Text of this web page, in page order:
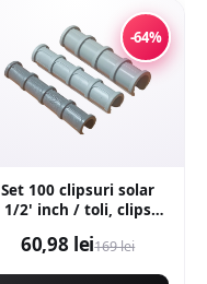
-64%
Set 100 clipsuri solar
1/2' inch / toli, clips
60,98 lei169 lei